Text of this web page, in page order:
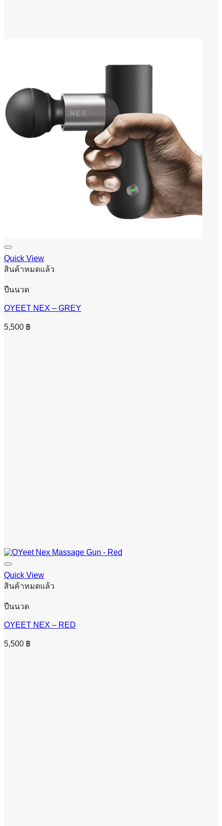
Quick View
สินค้าหมดแล้ว
ปืนนวด
OYEET NEX – GREY
5,500 ฿
Quick View
สินค้าหมดแล้ว
ปืนนวด
OYEET NEX – RED
5,500 ฿